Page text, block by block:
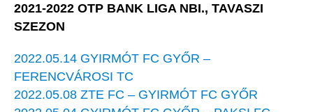
2021-2022 OTP BANK LIGA NBI., TAVASZI
SZEZON
2022.05.14 GYIRMÓT FC GYŐR –
FERENCVÁROSI TC
2022.05.08 ZTE FC – GYIRMÓT FC GYŐR